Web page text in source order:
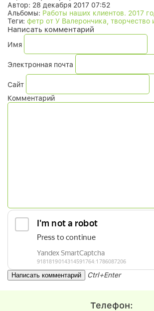
Автор: 28 декабря 2017 07:52
Альбомы: Работы наших клиентов. 2017
Теги: фетр от У Валерончика, творчество
Написать комментарий
Имя
Электронная почта
Сайт
Комментарий
Ctrl+Enter
Телефон: